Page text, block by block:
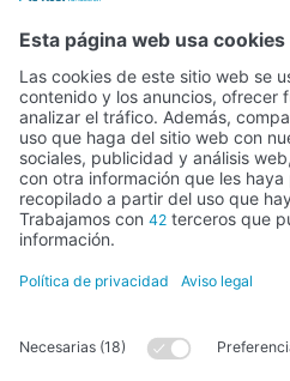
Actividad subvencionada por el
FUNDACIÓN SANTA MARÍA LA REAL